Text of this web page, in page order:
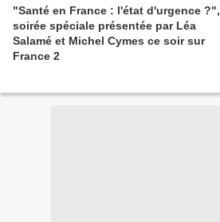
"Santé en France : l'état d'urgence ?",
soirée spéciale présentée par Léa
Salamé et Michel Cymes ce soir sur
France 2